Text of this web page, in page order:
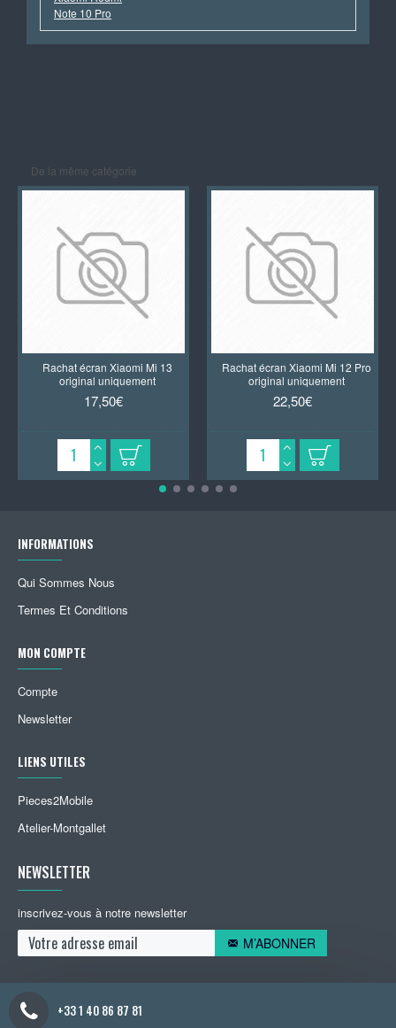
Note 10 Pro
De la même catégorie
Rachat écran Xiaomi Mi 13
original uniquement
17,50€
Rachat écran Xiaomi Mi 12 Pro
original uniquement
22,50€
INFORMATIONS
Qui Sommes Nous
Termes Et Conditions
MON COMPTE
Compte
Newsletter
LIENS UTILES
Pieces2Mobile
Atelier-Montgallet
NEWSLETTER
inscrivez-vous à notre newsletter
M’ABONNER
+33 1 40 86 87 81